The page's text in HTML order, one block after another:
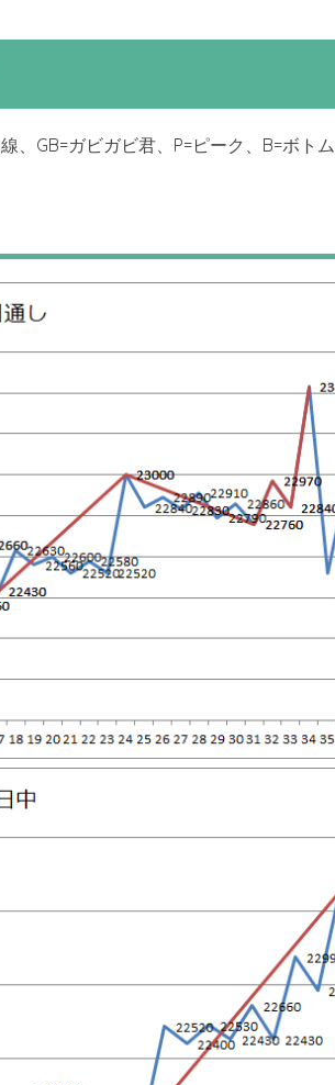
、GB=ガビガビ君、P=ピーク、B=ボトム